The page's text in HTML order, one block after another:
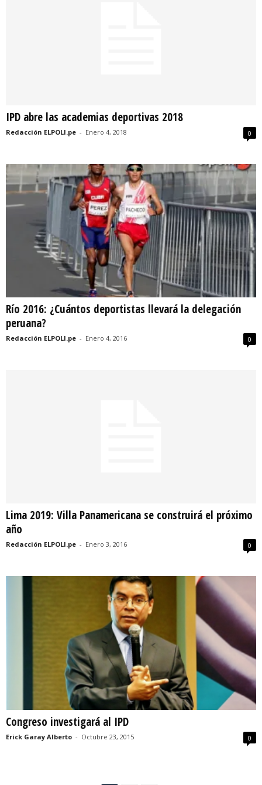
IPD abre las academias deportivas 2018
Redacción ELPOLI.pe - Enero 4, 2018 0
Río 2016: ¿Cuántos deportistas llevará la delegación
peruana?
Redacción ELPOLI.pe - Enero 4, 2016 0
Lima 2019: Villa Panamericana se construirá el próximo
año
Redacción ELPOLI.pe - Enero 3, 2016 0
Congreso investigará al IPD
Erick Garay Alberto - Octubre 23, 2015 0